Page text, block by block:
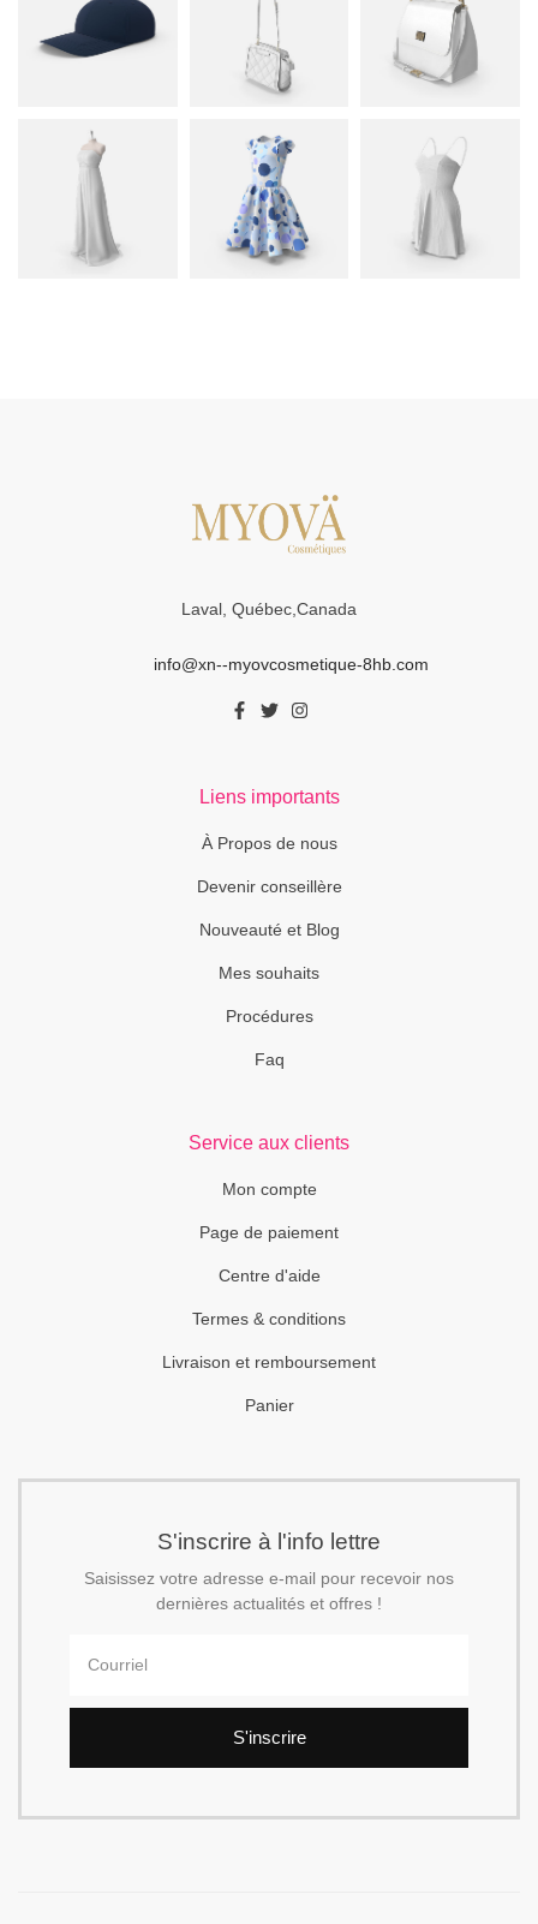
Laval, Québec,Canada
info@xn--myovcosmetique-8hb.com
Liens importants
À Propos de nous
Devenir conseillère
Nouveauté et Blog
Mes souhaits
Procédures
Faq
Service aux clients
Mon compte
Page de paiement
Centre d'aide
Termes & conditions
Livraison et remboursement
Panier
S'inscrire à l'info lettre
Saisissez votre adresse e-mail pour recevoir nos
dernières actualités et offres !
S'inscrire